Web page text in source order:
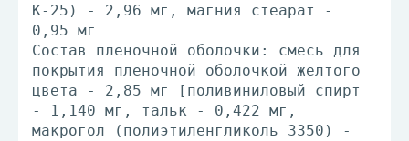
К-25) - 2,96 мг, магния стеарат -
0,95 мг
Состав пленочной оболочки: смесь для
покрытия пленочной оболочкой желтого
цвета - 2,85 мг [поливиниловый спирт
- 1,140 мг, тальк - 0,422 мг,
макрогол (полиэтиленгликоль 3350) -